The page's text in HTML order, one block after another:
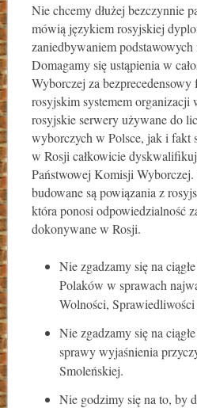
Nie chcemy dłużej bezczynnie
mówią językiem rosyjskiej
zaniedbywaniem
Domagamy się ustąpienia w
Wyborczej za
rosyjskim systemem
rosyjskie serwery używane do
wyborczych w Polsce, jak i fakt
w Rosji całkowicie
Państwowej Komisji
budowane są powiązania z
która ponosi odpowiedzialność
dokonywane w Rosji.
Nie zgadzamy się na
Polaków w sprawach
Wolności,
Nie zgadzamy się na
sprawy wyjaśnienia
Smoleńskiej.
Nie godzimy się na to, by